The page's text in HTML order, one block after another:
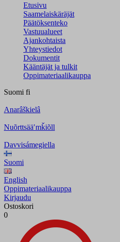
Etusivu
Saamelaiskäräjät
Päätöksenteko
Vastuualueet
Ajankohtaista
Yhteystiedot
Dokumentit
Kääntäjät ja tulkit
Oppimateriaalikauppa
Suomi fi
Anarâškielâ
Nuõrttsääʹmǩiõll
Davvisámegiella
Suomi
English
Oppimateriaalikauppa
Kirjaudu
Ostoskori
0